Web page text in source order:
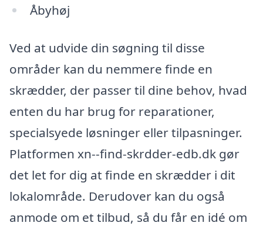
Åbyhøj
Ved at udvide din søgning til disse
områder kan du nemmere finde en
skrædder, der passer til dine behov, hvad
enten du har brug for reparationer,
specialsyede løsninger eller tilpasninger.
Platformen xn--find-skrdder-edb.dk gør
det let for dig at finde en skrædder i dit
lokalområde. Derudover kan du også
anmode om et tilbud, så du får en idé om